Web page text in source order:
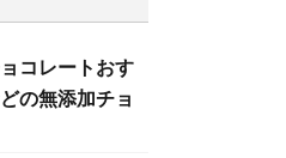
コレートおす
の無添加チョ